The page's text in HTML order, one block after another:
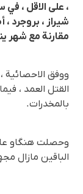
، على الاقل ، في
شيراز ، بروجرد
مقارنة مع شهر يناير
بالمخدرات.
الباقين مازال